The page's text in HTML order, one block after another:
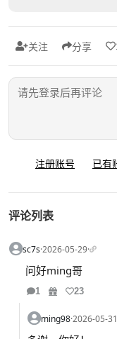
关注 分享
注册账号 已有
评论列表
sc7s·2026-05-29·
问好ming哥
1 23
ming98·2026-05-31